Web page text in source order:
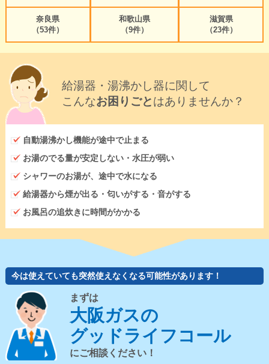
奈良県
（53件）
和歌山県
（9件）
滋賀県
（23件）
給湯器・湯沸かし器に関して
こんなお困りごとはありませんか？
自動湯沸かし機能が途中で止まる
お湯のでる量が安定しない・水圧が弱い
シャワーのお湯が、途中で水になる
給湯器から煙が出る・匂いがする・音がする
お風呂の追炊きに時間がかかる
今は使えていても突然使えなくなる可能性があります！
まずは
大阪ガスの
グッドライフコール
にご相談ください！